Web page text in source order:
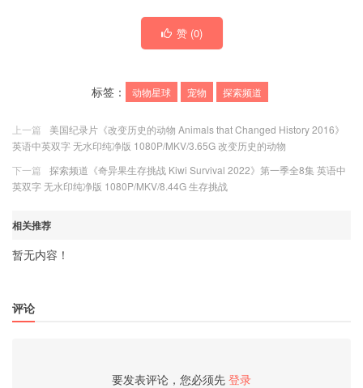
赞 (0)
标签： 动物星球 宠物 探索频道
上一篇
美国纪录片《改变历史的动物 Animals that Changed History 2016》
英语中英双字 无水印纯净版 1080P/MKV/3.65G 改变历史的动物
下一篇
探索频道《奇异果生存挑战 Kiwi Survival 2022》第一季全8集 英语中
英双字 无水印纯净版 1080P/MKV/8.44G 生存挑战
相关推荐
暂无内容！
评论
要发表评论，您必须先 登录